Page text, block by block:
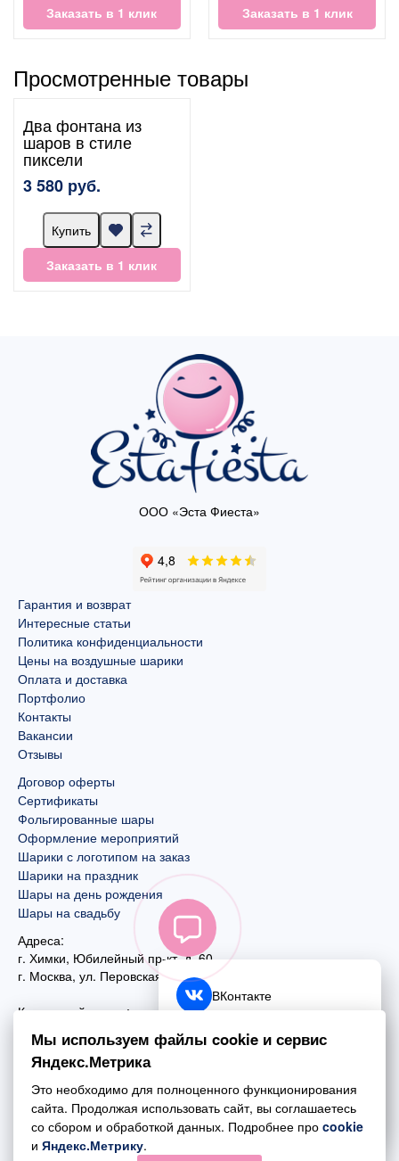
Заказать в 1 клик
Заказать в 1 клик
Просмотренные товары
Два фонтана из
шаров в стиле
пиксели
3 580 руб.
Купить
Заказать в 1 клик
ООО «Эста Фиеста»
Гарантия и возврат
Интересные статьи
Политика конфиденциальности
Цены на воздушные шарики
Оплата и доставка
Портфолио
Контакты
Вакансии
Отзывы
Договор оферты
Сертификаты
Фольгированные шары
Оформление мероприятий
Шарики с логотипом на заказ
Шарики на праздник
Шары на день рождения
Шары на свадьбу
Адреса:
г. Химки, Юбилейный пр-кт, д. 60
г. Москва, ул. Перовская, д. 59
Контактный номер:
+7 (495) 970-44-75
Почта:
mail@esta-fiesta.ru
Режим работы интернет-магазина:
ПН-ВС с 09:00 до 21:00
ВКонтакте
Telegram
Обратный звонок
Мы используем файлы cookie и сервис
Яндекс.Метрика
Это необходимо для полноценного функционирования
сайта. Продолжая использовать сайт, вы соглашаетесь
со сбором и обработкой данных. Подробнее про cookie
и Яндекс.Метрику.